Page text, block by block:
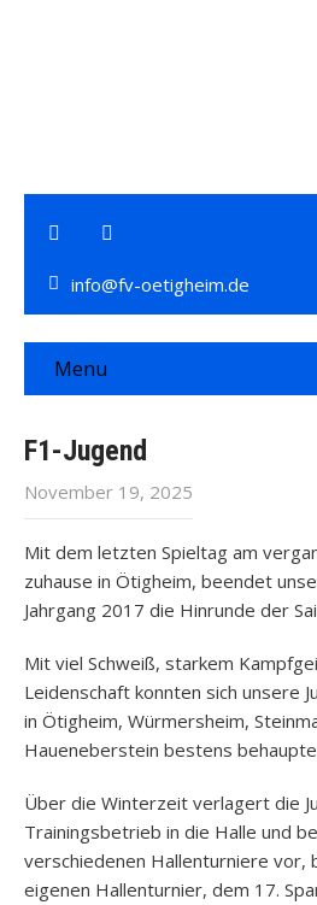
info@fv-oetigheim.de
Menu
F1-Jugend
November 19, 2025
Mit dem letzten Spieltag am
zuhause in Ötigheim, beendet
Jahrgang 2017 die Hinrunde der
Mit viel Schweiß, starkem
Leidenschaft konnten sich unsere
in Ötigheim, Würmersheim,
Haueneberstein bestens
Über die Winterzeit verlagert die
Trainingsbetrieb in die Halle und
verschiedenen Hallenturniere vor,
eigenen Hallenturnier, dem 17.